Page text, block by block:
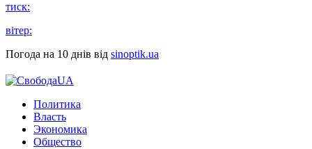
тиск:
вітер:
Погода на 10 днів від sinoptik.ua
Политика
Власть
Экономика
Общество